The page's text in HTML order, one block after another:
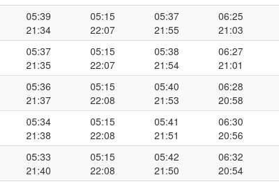
05:39
21:34
05:15
22:07
05:37
21:55
06:25
21:03
05:37
21:35
05:15
22:07
05:38
21:54
06:27
21:01
05:36
21:37
05:15
22:08
05:40
21:53
06:28
20:58
05:34
21:38
05:15
22:08
05:41
21:51
06:30
20:56
05:33
21:40
05:15
22:08
05:42
21:50
06:32
20:54